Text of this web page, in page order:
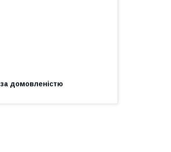
за домовленістю